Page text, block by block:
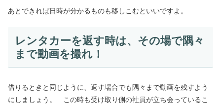
あとできれば日時が分かるものも移しこむといいですよ。
レンタカーを返す時は、その場で隅々
まで動画を撮れ！
借りるときと同じように、返す場合でも隅々まで動画を残すよう
にしましょう。 この時も受け取り側の社員が立ち会っているこ